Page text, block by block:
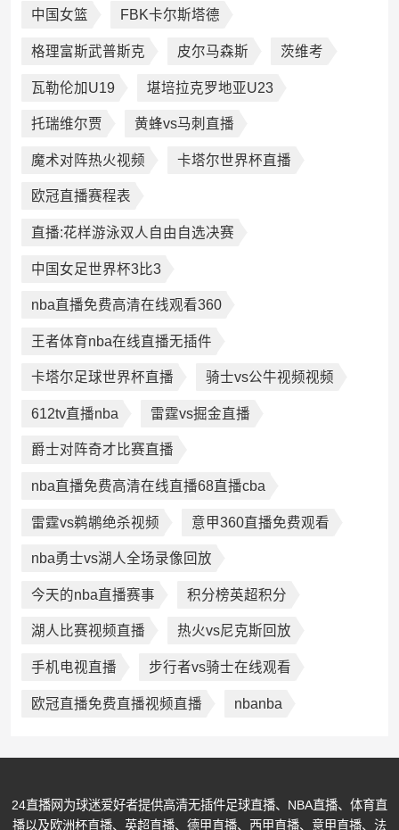
中国女篮 FBK卡尔斯塔德
格理富斯武普斯克 皮尔马森斯 茨维考
瓦勒伦加U19 堪培拉克罗地亚U23
托瑞维尔贾 黄蜂vs马刺直播
魔术对阵热火视频 卡塔尔世界杯直播
欧冠直播赛程表
直播:花样游泳双人自由自选决赛
中国女足世界杯3比3
nba直播免费高清在线观看360
王者体育nba在线直播无插件
卡塔尔足球世界杯直播 骑士vs公牛视频视频
612tv直播nba 雷霆vs掘金直播
爵士对阵奇才比赛直播
nba直播免费高清在线直播68直播cba
雷霆vs鹈鹕绝杀视频 意甲360直播免费观看
nba勇士vs湖人全场录像回放
今天的nba直播赛事 积分榜英超积分
湖人比赛视频直播 热火vs尼克斯回放
手机电视直播 步行者vs骑士在线观看
欧冠直播免费直播视频直播 nbanba
24直播网为球迷爱好者提供高清无插件足球直播、NBA直播、体育直
播以及欧洲杯直播、英超直播、德甲直播、西甲直播、意甲直播、法